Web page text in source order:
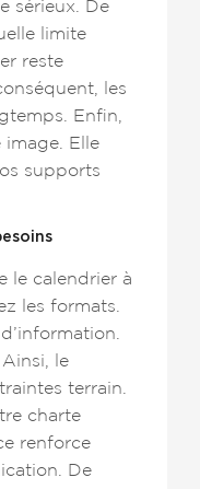
sérieux. De
limite
reste
les
Enfin,
Elle
supports
le calendrier à
les formats.
le
terrain.
charte
renforce
De